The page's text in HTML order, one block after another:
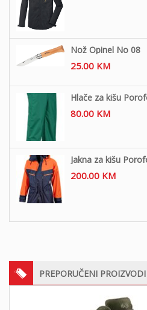
Nož Opinel No 08
25.00 KM
Hlače za kišu
80.00 KM
Jakna za kišu
200.00 KM
PREPORUČENI PROIZVODI